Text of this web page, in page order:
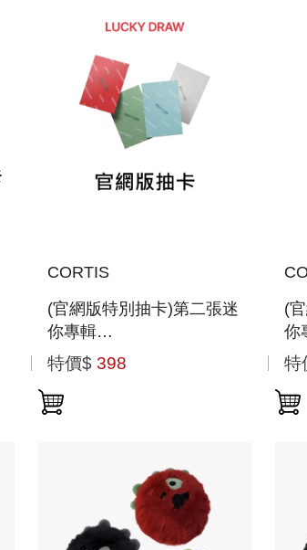
CORTIS
(官網版特別抽卡)第二張迷
你專輯
「GREENGREEN(WEVERSE
ALBUMS VER.)」(韓國進
口版)
特價$ 398
(
你
「
進
特